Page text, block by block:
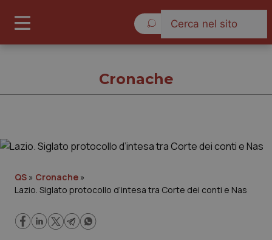
Cronache
Cronache
QS » Cronache »
Lazio. Siglato protocollo d’intesa tra Corte dei conti e Nas